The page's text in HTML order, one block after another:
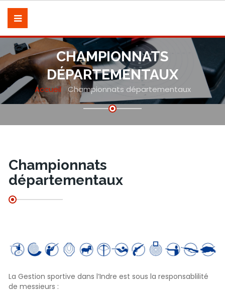
CHAMPIONNATS
DÉPARTEMENTAUX
Accueil Championnats départementaux
Championnats
départementaux
La Gestion sportive dans l’Indre est sous la responsablilité
de messieurs :